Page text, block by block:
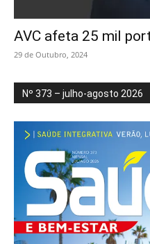
AVC afeta 25 mil
29 de Outubro, 2024
Nº 373 – julho-agosto 2026